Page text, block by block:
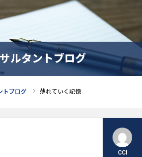
ルタントブログ
トブログ 薄れていく記憶
CCI